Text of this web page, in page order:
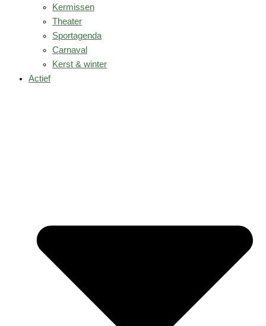
Kermissen
Theater
Sportagenda
Carnaval
Kerst & winter
Actief